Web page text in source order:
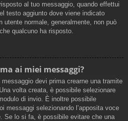
al tuo messaggio, quando effettui
testo aggiunto dove viene indicato
utente normale, generalmente, non può
qualcuno ha risposto.
ai miei messaggi?
devi prima crearne una tramite
volta creata, è possibile selezionare
di invio. È inoltre possibile
messaggi selezionando l’apposita voce
Se lo si fa, è possibile evitare che una